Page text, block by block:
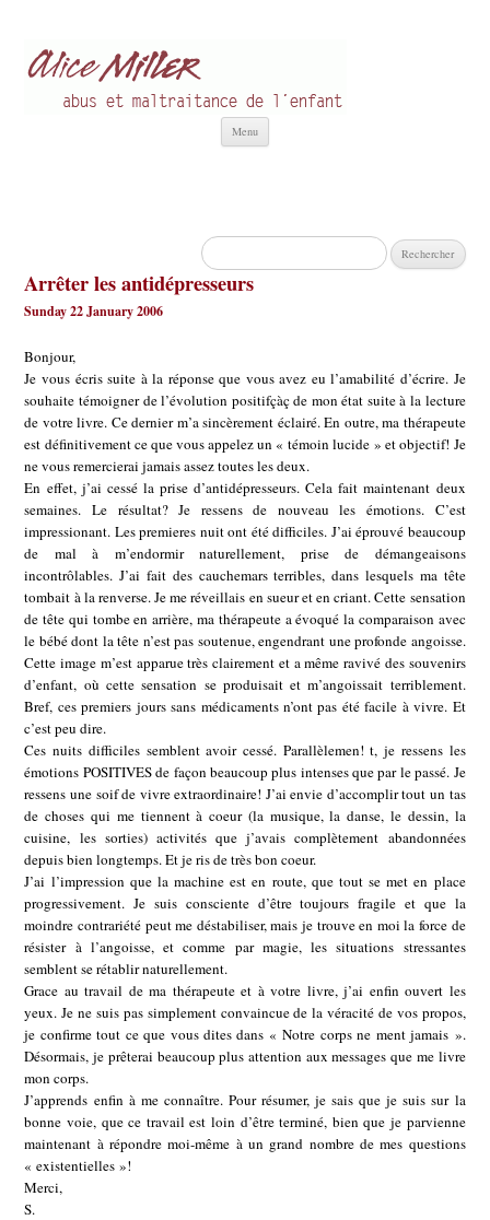
Menu
Rechercher :
Arrêter les antidépresseurs
Sunday 22 January 2006
Bonjour,
Je vous écris suite à la réponse que vous avez eu l’amabilité d’écrire. Je
souhaite témoigner de l’évolution positifçàç de mon état suite à la lecture
de votre livre. Ce dernier m’a sincèrement éclairé. En outre, ma thérapeute
est définitivement ce que vous appelez un « témoin lucide » et objectif! Je
ne vous remercierai jamais assez toutes les deux.
En effet, j’ai cessé la prise d’antidépresseurs. Cela fait maintenant deux
semaines. Le résultat? Je ressens de nouveau les émotions. C’est
impressionant. Les premieres nuit ont été difficiles. J’ai éprouvé beaucoup
de mal à m’endormir naturellement, prise de démangeaisons
incontrôlables. J’ai fait des cauchemars terribles, dans lesquels ma tête
tombait à la renverse. Je me réveillais en sueur et en criant. Cette sensation
de tête qui tombe en arrière, ma thérapeute a évoqué la comparaison avec
le bébé dont la tête n’est pas soutenue, engendrant une profonde angoisse.
Cette image m’est apparue très clairement et a même ravivé des souvenirs
d’enfant, où cette sensation se produisait et m’angoissait terriblement.
Bref, ces premiers jours sans médicaments n’ont pas été facile à vivre. Et
c’est peu dire.
Ces nuits difficiles semblent avoir cessé. Parallèlemen! t, je ressens les
émotions POSITIVES de façon beaucoup plus intenses que par le passé. Je
ressens une soif de vivre extraordinaire! J’ai envie d’accomplir tout un tas
de choses qui me tiennent à coeur (la musique, la danse, le dessin, la
cuisine, les sorties) activités que j’avais complètement abandonnées
depuis bien longtemps. Et je ris de très bon coeur.
J’ai l’impression que la machine est en route, que tout se met en place
progressivement. Je suis consciente d’être toujours fragile et que la
moindre contrariété peut me déstabiliser, mais je trouve en moi la force de
résister à l’angoisse, et comme par magie, les situations stressantes
semblent se rétablir naturellement.
Grace au travail de ma thérapeute et à votre livre, j’ai enfin ouvert les
yeux. Je ne suis pas simplement convaincue de la véracité de vos propos,
je confirme tout ce que vous dites dans « Notre corps ne ment jamais ».
Désormais, je prêterai beaucoup plus attention aux messages que me livre
mon corps.
J’apprends enfin à me connaître. Pour résumer, je sais que je suis sur la
bonne voie, que ce travail est loin d’être terminé, bien que je parvienne
maintenant à répondre moi-même à un grand nombre de mes questions
« existentielles »!
Merci,
S.